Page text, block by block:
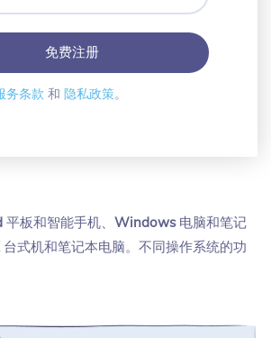
务条款 和 隐私政策。
平板和智能手机、 Windows电脑和笔记
台式机和笔记本电脑。不同操作系统的功